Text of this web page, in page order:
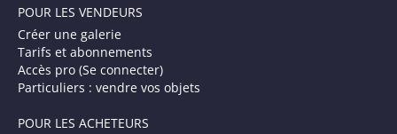
POUR LES VENDEURS
Créer une galerie
Tarifs et abonnements
Accès pro (Se connecter)
Particuliers : vendre vos objets
POUR LES ACHETEURS